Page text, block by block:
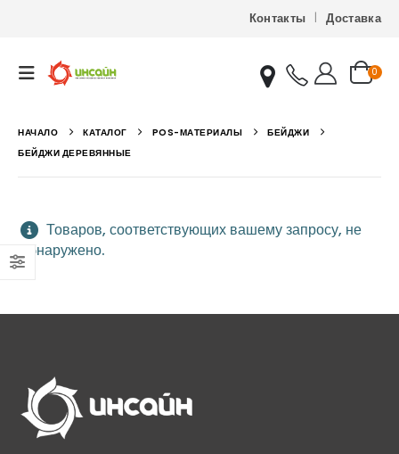
Контакты Доставка
0
НАЧАЛО КАТАЛОГ POS-МАТЕРИАЛЫ
БЕЙДЖИ
БЕЙДЖИ ДЕРЕВЯННЫЕ
Товаров, соответствующих вашему запросу, не
обнаружено.